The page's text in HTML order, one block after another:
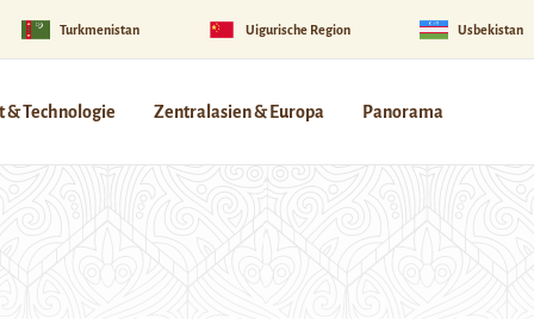
Turkmenistan Uigurische Region Usbekistan
& Technologie Zentralasien & Europa Panorama